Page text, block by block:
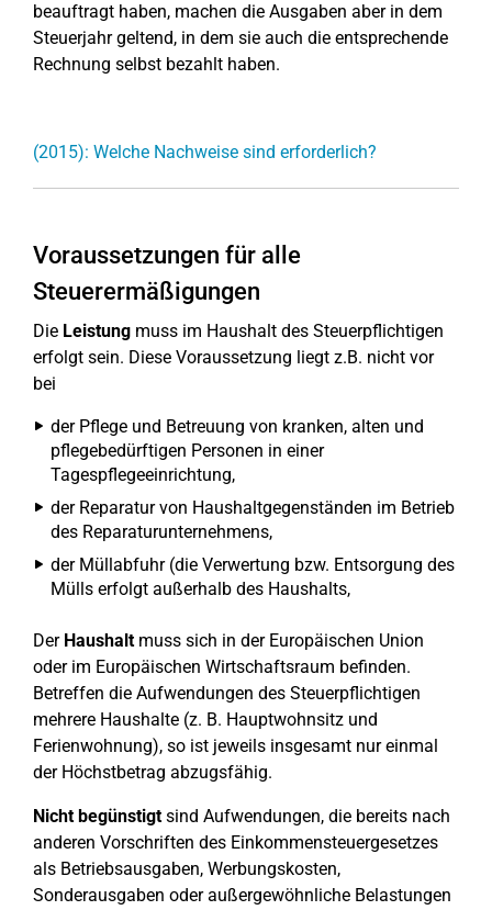
beauftragt haben, machen die Ausgaben aber in dem
Steuerjahr geltend, in dem sie auch die entsprechende
Rechnung selbst bezahlt haben.
(2015): Welche Nachweise sind erforderlich?
Voraussetzungen für alle
Steuerermäßigungen
Die Leistung muss im Haushalt des Steuerpflichtigen
erfolgt sein. Diese Voraussetzung liegt z.B. nicht vor
bei
der Pflege und Betreuung von kranken, alten und
pflegebedürftigen Personen in einer
Tagespflegeeinrichtung,
der Reparatur von Haushaltgegenständen im Betrieb
des Reparaturunternehmens,
der Müllabfuhr (die Verwertung bzw. Entsorgung des
Mülls erfolgt außerhalb des Haushalts,
Der Haushaltmuss sich in der Europäischen Union
oder im Europäischen Wirtschaftsraum befinden.
Betreffen die Aufwendungen des Steuerpflichtigen
mehrere Haushalte (z. B. Hauptwohnsitz und
Ferienwohnung), so ist jeweils insgesamt nur einmal
der Höchstbetrag abzugsfähig.
Nicht begünstigtsind Aufwendungen, die bereits nach
anderen Vorschriften des Einkommensteuergesetzes
als Betriebsausgaben, Werbungskosten,
Sonderausgaben oder außergewöhnliche Belastungen